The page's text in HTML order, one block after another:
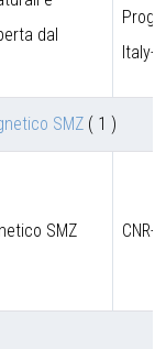
dal
Italy-
SMZ ( 1 )
SMZ CNR-